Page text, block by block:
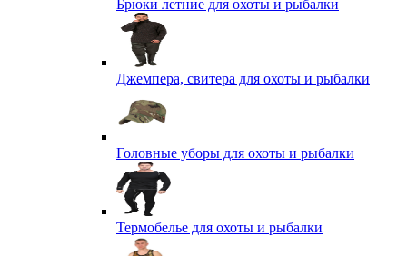
Брюки летние для охоты и рыбалки
Джемпера, свитера для охоты и рыбалки
Головные уборы для охоты и рыбалки
Термобелье для охоты и рыбалки